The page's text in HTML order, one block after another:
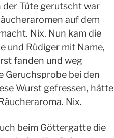
Tüte gerutscht war
auf dem
Nix. Nun kam die
und Rüdiger mit Name,
fanden und weg
Geruchsprobe bei den
Wurst gefressen, hätte
Nix.
beim Göttergatte die